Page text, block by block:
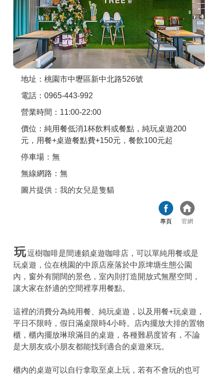
聯絡我們
APP下載
地址：桃園市中壢區新中北路526號
電話：0965-443-992
營業時間：11:00-22:00
價位：純用餐低消1杯飲料或餐點，純玩桌遊200
元，用餐+桌遊餐點費+150元，餐飲100元起
停車場：無
無線網路：無
圖片提供： 我的女兒是隻貓
專頁 官網
玩逗樹咖啡是間連鎖桌遊咖啡店，可以單純用餐或是
玩桌遊，位在桃園的中原店座落於中原埤塘生態公園
內，窗外有開闊的景色，室內則打造開放式無壓空間，
讓大家在舒適的空間裡享用餐點。
這裡的消費分為純用餐、純玩桌遊，以及用餐+玩桌遊，
平日不限時，假日滿桌限時4小時。店內擺放大排的置物
櫃，櫃內擺放琳琅滿目的桌遊，各種難易度皆有，不論
是大朋友或小朋友都能找到適合的桌遊來玩。
櫃內的桌遊可以自行拿取至桌上玩，若有不會玩的也可